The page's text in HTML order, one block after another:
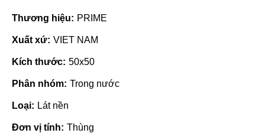
Thương hiệu: PRIME
Xuất xứ: VIET NAM
Kích thước: 50x50
Phân nhóm: Trong nước
Loại: Lát nền
Đơn vị tính: Thùng